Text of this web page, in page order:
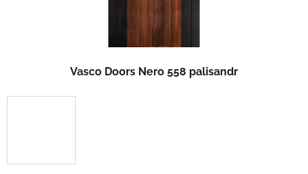
Vasco Doors Nero 558 palisandr